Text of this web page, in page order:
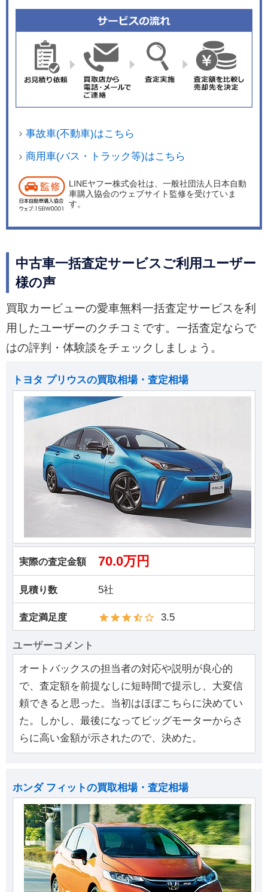
事故車(不動車)はこちら
商用車(バス・トラック等)はこちら
LINEヤフー株式会社は、一般社団法人日本自動
車購入協会のウェブサイト監修を受けていま
す。
中古車一括査定サービスご利用ユーザー
様の声
買取カービューの愛車無料一括査定サービスを利
用したユーザーのクチコミです。一括査定ならで
はの評判・体験談をチェックしましょう。
トヨタ プリウスの買取相場・査定相場
実際の査定金額 70.0万円
見積り数 5社
査定満足度 3.5
ユーザーコメント
オートバックスの担当者の対応や説明が良心的
で、査定額を前提なしに短時間で提示し、大変信
頼できると思った。当初はほぼこちらに決めてい
た。しかし、最後になってビッグモーターからさ
らに高い金額が示されたので、決めた。
ホンダ フィットの買取相場・査定相場